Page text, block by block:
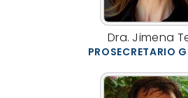
Dra. Jimena
PROSECRETARIO